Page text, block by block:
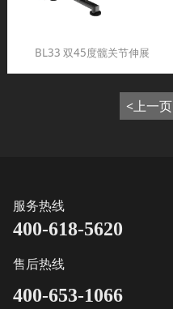
BL33 双45度髋关节伸展
<上一页
服务热线
400-618-5620
售后热线
400-653-1066